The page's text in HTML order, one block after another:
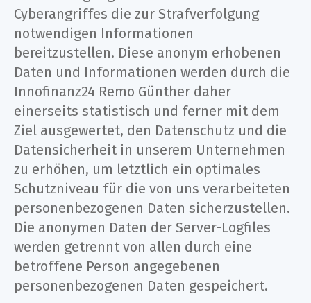
Cyberangriffes die zur Strafverfolgung
notwendigen Informationen
bereitzustellen. Diese anonym erhobenen
Daten und Informationen werden durch die
Innofinanz24 Remo Günther daher
einerseits statistisch und ferner mit dem
Ziel ausgewertet, den Datenschutz und die
Datensicherheit in unserem Unternehmen
zu erhöhen, um letztlich ein optimales
Schutzniveau für die von uns verarbeiteten
personenbezogenen Daten sicherzustellen.
Die anonymen Daten der Server-Logfiles
werden getrennt von allen durch eine
betroffene Person angegebenen
personenbezogenen Daten gespeichert.